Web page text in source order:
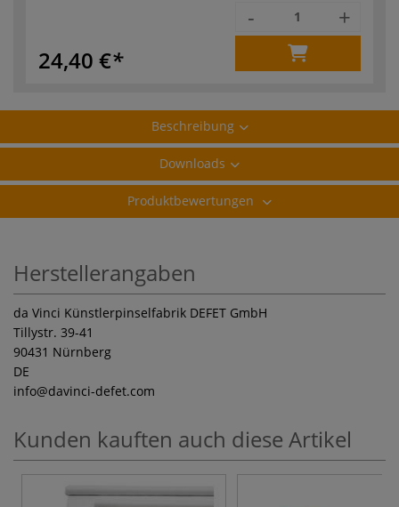
24,40 €
- +
Beschreibung
Downloads
Produktbewertungen
Herstellerangaben
da Vinci Künstlerpinselfabrik DEFET GmbH
Tillystr. 39-41
90431 Nürnberg
DE
info@davinci-defet.com
Kunden kauften auch diese Artikel